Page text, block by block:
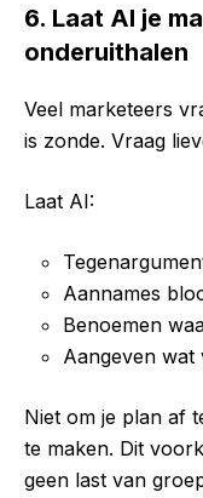
6. Laat AI je
onderuithalen
Veel marketeers
is zonde. Vraag
Laat AI:
Aannames
Benoemen
Aangeven
Niet om je plan af
te maken. Dit
geen last van